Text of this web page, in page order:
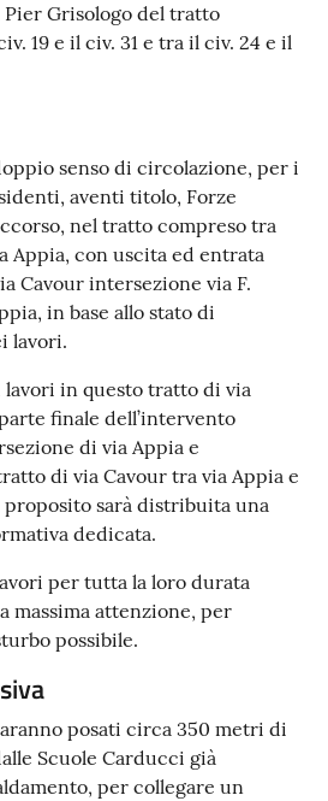
Pier Grisologo del tratto
19 e il civ. 31 e tra il civ. 24 e il
senso di circolazione, per i
aventi titolo, Forze
nel tratto compreso tra
Appia, con uscita ed entrata
Cavour intersezione via F.
in base allo stato di
lavori.
in questo tratto di via
finale dell’intervento
di via Appia e
di via Cavour tra via Appia e
sarà distribuita una
dedicata.
per tutta la loro durata
massima attenzione, per
possibile.
posati circa 350 metri di
Scuole Carducci già
per collegare un